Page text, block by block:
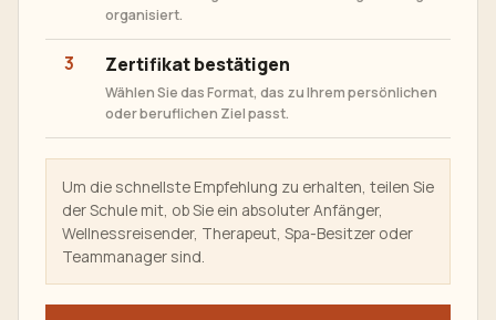
organisiert.
3 Zertifikat bestätigen
Wählen Sie das Format, das zu Ihrem persönlichen
oder beruflichen Ziel passt.
Um die schnellste Empfehlung zu erhalten, teilen Sie
der Schule mit, ob Sie ein absoluter Anfänger,
Wellnessreisender, Therapeut, Spa-Besitzer oder
Teammanager sind.